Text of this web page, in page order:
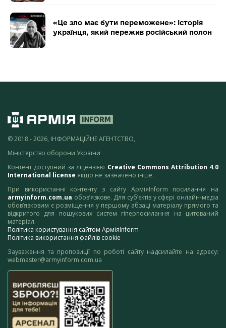
«Це зло має бути переможене»: історія
українця, який пережив російський полон
© 2018 - 2026, ІНФОРМАЦІЙНЕ АГЕНТСТВО,
Міністерство оборони України
Контент доступний за ліцензією Creative Commons Attribution 4.0
International license якщо не зазначено інше.
При використанні контенту з сайту АрміяInform посилання на
armyinform.com.ua обов’язкове. Для суб’єктів у сфері онлайн-медіа
обов’язковим є розміщення у першому абзаці матеріалу прямого та
відкритого для пошукових систем гіперпосилання на цитований
матеріал.
Політика користування сайтом АрміяInform
Політика використання файлів cookie
Зауваження та пропозиції по роботі сайту надсилайте на адресу:
webmaster@armyinform.com.ua